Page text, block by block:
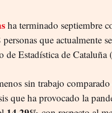
ha terminado septiembre
personas que actualmente
Estadística de Cataluña (
sin trabajo
que ha provocado la